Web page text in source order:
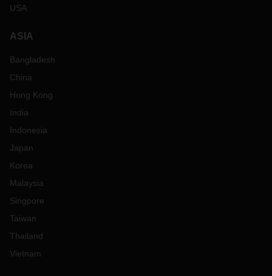
USA
ASIA
Bangladesh
China
Hong Kong
India
Indonesia
Japan
Korea
Malaysia
Singpore
Taiwan
Thailand
Vietnam